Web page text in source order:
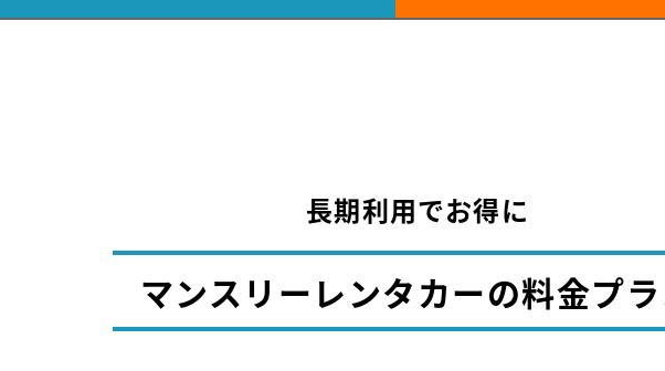
長期利用でお得に
マンスリーレンタカーの料金プ